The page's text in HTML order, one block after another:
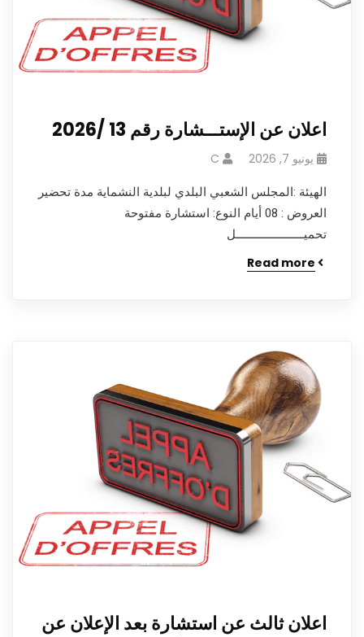
اعلان عن الإستـــشارة رقم 13 /2026
يونيو 7, 2026 C
الهيئة :المجلس الشعبي البلدي لبلدية النشماية مدة تحضير
العروض : 08 أيام النوع: استشارة مفتوحة
تحميـــــــــــــــــــــل
Read more
اعلان ثالث عن استشارة بعد الإعلان عن